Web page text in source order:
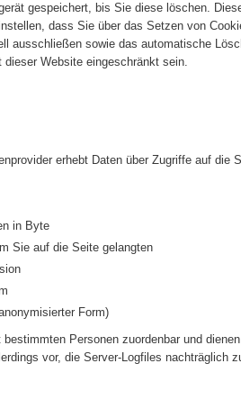
gespeichert, bis Sie diese löschen.
dass Sie über das Setzen von
ausschließen sowie das automatische
Website eingeschränkt sein.
erhebt Daten über Zugriffe auf
in Byte
Sie auf die Seite gelangten
Form)
bestimmten Personen zuordenbar und
vor, die Server-Logfiles nachträglich